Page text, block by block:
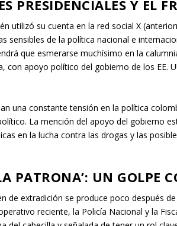
estructuras criminales, mantiene una
Chocó, Antioquia, Bolívar, Córdoba
para el tráfico de drogas. Su control
de economías locales.
‘Chiquito Malo’ podría generar
la captura de sus cabecillas, sino también
social en los territorios afectados
PRESIDENCIALES Y EL
utilizó su cuenta en la red social X
sensibles de la política nacional e
que esmerarse muchísimo en la
con apoyo político del gobierno de los EE.